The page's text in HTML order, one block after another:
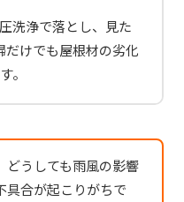
洗浄で落とし、見た
けでも屋根材の劣化
。
どうしても雨風の影響
具合が起こりがちで